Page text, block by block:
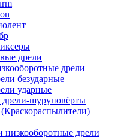
дрели
дрели
безударные
ударные
дрели-шуруповёрты
дрели